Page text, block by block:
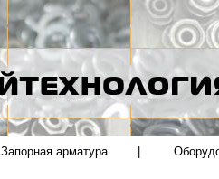
Запорная арматура